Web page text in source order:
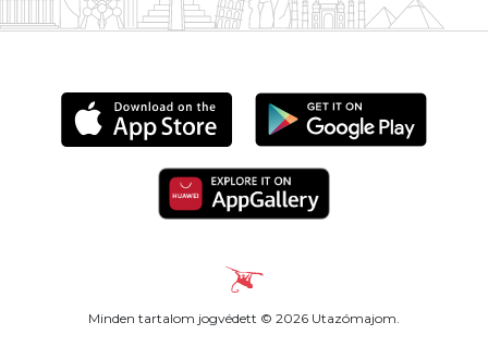
Minden tartalom jogvédett © 2026 Utazómajom.